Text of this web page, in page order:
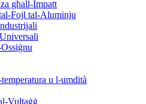
għall-Impatt
Fojl tal-Aluminju
u l-umdità
Vultaġġ